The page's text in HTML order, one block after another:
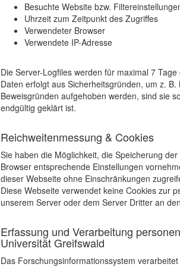
Besuchte Website bzw.
Uhrzeit zum Zeitpunkt des Zugriffes
Verwendeter Browser
Verwendete IP-Adresse
Die Server-Logfiles werden für maximal 7
Daten erfolgt aus Sicherheitsgründen, um z.
Beweisgründen aufgehoben werden, sind sie
endgültig geklärt ist.
Reichweitenmessung & Cookies
Sie haben die Möglichkeit, die Speicherung
Browser entsprechende Einstellungen
dieser Webseite ohne Einschränkungen
Diese Webseite verwendet keine Cookies zur
unserem Server oder dem Server Dritter an
Erfassung und Verarbeitung
Universität Greifswald
Das Forschungsinformationssystem